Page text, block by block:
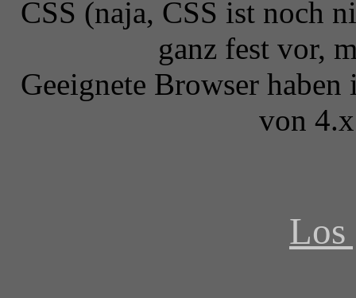
CSS (naja, CSS ist noch
ganz fest vor,
Geeignete Browser
von
Los